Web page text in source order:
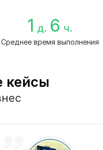
1 д. 6 ч.
Среднее время выполнения
кейсы